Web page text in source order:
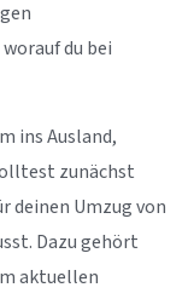
du bei
ins Ausland,
zunächst
deinen Umzug von
Dazu gehört
aktuellen